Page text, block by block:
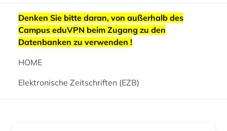
Denken Sie bitte daran, von außerhalb des
Campus eduVPN beim Zugang zu den
Datenbanken zu verwenden !
HOME
Elektronische Zeitschriften (EZB)